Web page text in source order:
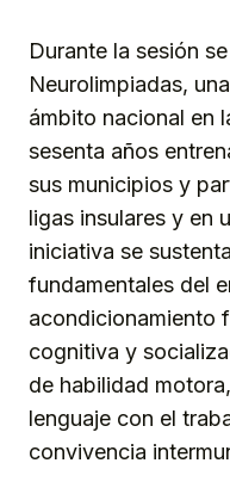
Durante la sesión
Neurolimpiadas,
ámbito nacional en
sesenta años
sus municipios y
ligas insulares y en
iniciativa se
fundamentales del
acondicionamiento
cognitiva y
de habilidad
lenguaje con el
convivencia